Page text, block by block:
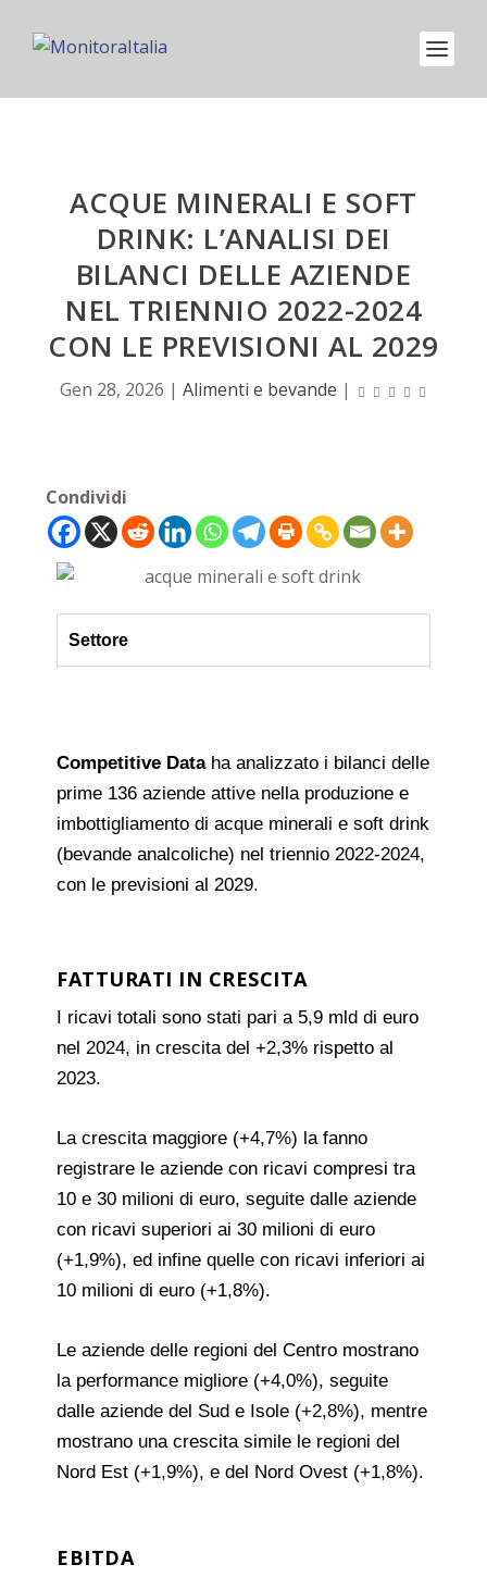
ACQUE MINERALI E SOFT
DRINK: L’ANALISI DEI
BILANCI DELLE AZIENDE
NEL TRIENNIO 2022-2024
CON LE PREVISIONI AL 2029
Gen 28, 2026 | Alimenti e bevande |
Condividi
Settore
Competitive Dataha analizzato i bilanci delle
prime 136 aziende attive nella produzione e
imbottigliamento di acque minerali e soft drink
(bevande analcoliche) nel triennio 2022-2024,
con le previsioni al 2029.
FATTURATI IN CRESCITA
I ricavi totali sono stati pari a 5,9 mld di euro
nel 2024, in crescita del +2,3% rispetto al
2023.
La crescita maggiore (+4,7%) la fanno
registrare le aziende con ricavi compresi tra
10 e 30 milioni di euro, seguite dalle aziende
con ricavi superiori ai 30 milioni di euro
(+1,9%), ed infine quelle con ricavi inferiori ai
10 milioni di euro (+1,8%).
Le aziende delle regioni del Centro mostrano
la performance migliore (+4,0%), seguite
dalle aziende del Sud e Isole (+2,8%), mentre
mostrano una crescita simile le regioni del
Nord Est (+1,9%), e del Nord Ovest (+1,8%).
EBITDA